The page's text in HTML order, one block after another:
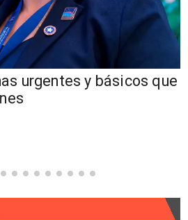
urgentes y básicos que